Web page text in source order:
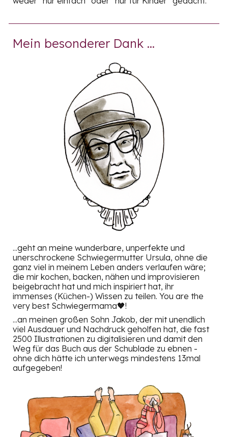
Mein besonderer Dank ...
...geht an meine wunderbare, unperfekte und
unerschrockene Schwiegermutter Ursula, ohne die
ganz viel in meinem Leben anders verlaufen wäre;
die mir kochen, backen, nähen und improvisieren
beigebracht hat und mich inspiriert hat, ihr
immenses (Küchen-) Wissen zu teilen. You are the
very best Schwiegermama🖤!
...an meinen großen Sohn Jakob, der mit unendlich
viel Ausdauer und Nachdruck geholfen hat, die fast
2500 Illustrationen zu digitalisieren und damit den
Weg für das Buch aus der Schublade zu ebnen -
ohne dich hätte ich unterwegs mindestens 13mal
aufgegeben!